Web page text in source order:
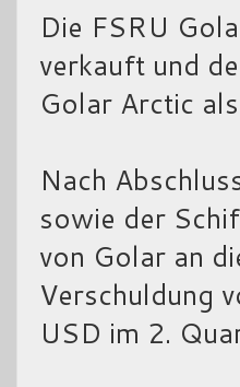
Die FSRU
verkauft und
Golar Arctic
Nach
sowie der
von Golar an
Verschuldung
USD im 2.